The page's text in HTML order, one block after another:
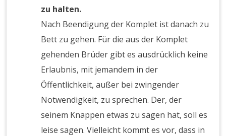
zu halten.
Nach Beendigung der Komplet ist danach zu
Bett zu gehen. Für die aus der Komplet
gehenden Brüder gibt es ausdrücklich keine
Erlaubnis, mit jemandem in der
Öffentlichkeit, außer bei zwingender
Notwendigkeit, zu sprechen. Der, der
seinem Knappen etwas zu sagen hat, soll es
leise sagen. Vielleicht kommt es vor, dass in